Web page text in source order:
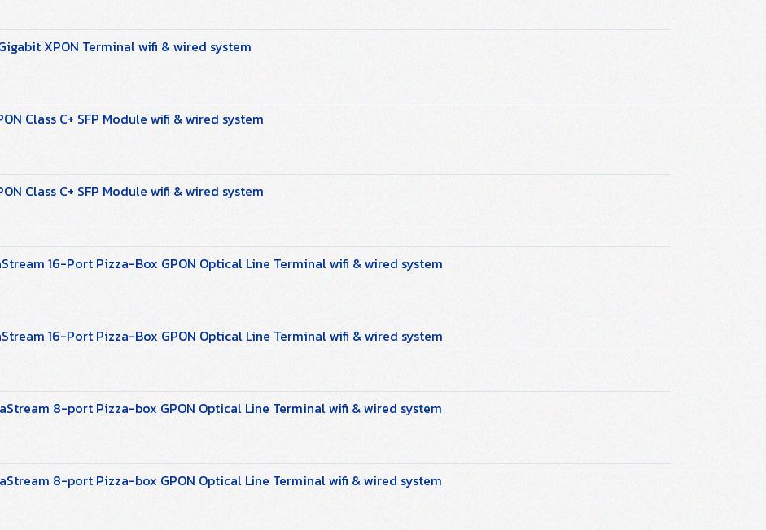
XPON Terminal wifi & wired system
Class C+ SFP Module wifi & wired system
Class C+ SFP Module wifi & wired system
16-Port Pizza-Box GPON Optical Line Terminal wifi & wired system
16-Port Pizza-Box GPON Optical Line Terminal wifi & wired system
8-port Pizza-box GPON Optical Line Terminal wifi & wired system
8-port Pizza-box GPON Optical Line Terminal wifi & wired system